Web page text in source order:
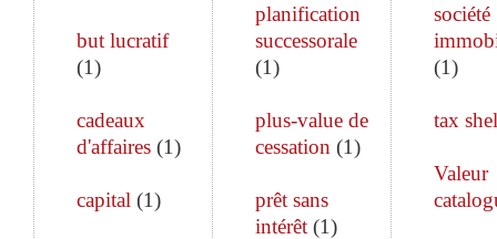
but lucratif
(1)
cadeaux
d'affaires (1)
capital (1)
planification
successorale
(1)
plus-value de
cessation (1)
prêt sans
intérêt(1)
société
(1)
tax
Valeur